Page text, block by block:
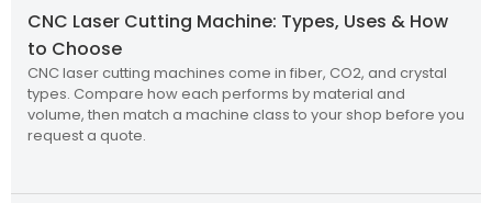
CNC Laser Cutting Machine: Types, Uses & How
to Choose
CNC laser cutting machines come in fiber, CO2, and crystal
types. Compare how each performs by material and
volume, then match a machine class to your shop before you
request a quote.